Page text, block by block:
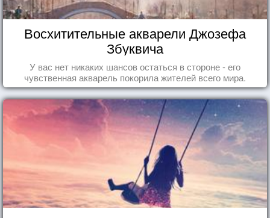
Восхитительные акварели Джозефа
Збуквича
У вас нет никаких шансов остаться в стороне - его
чувственная акварель покорила жителей всего мира.